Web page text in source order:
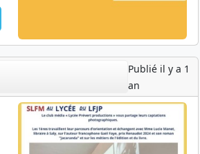
Publié il y a 1
an